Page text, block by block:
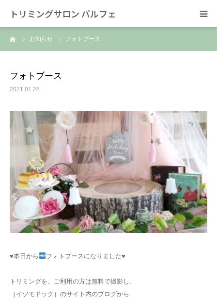
トリミングサロン パルフェ
お知らせ フォトブース
フォトブース
2021.01.28
♥本日から フォトブースになりました♥
トリミングを、ご利用の方は無料で撮影し、
［イツモドック］のサイト内のブログから
HOME
スタッフ
SNS/リンク